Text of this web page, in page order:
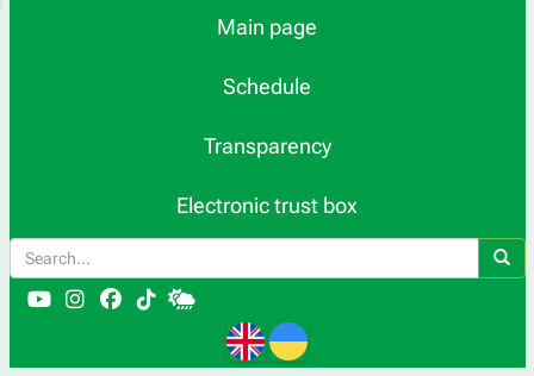
Main page
Schedule
Transparency
Electronic trust box